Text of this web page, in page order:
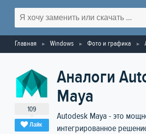
Главная Windows Фото и графика
109
Лайк
Аналоги
Maya
Autodesk Maya - это
интегрированное